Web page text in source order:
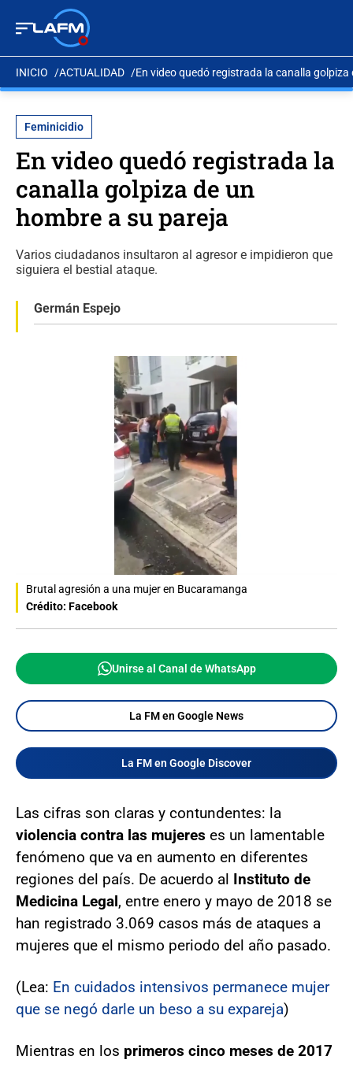
INICIO ACTUALIDAD En video quedó registrada la canalla
Feminicidio
En video quedó registrada la
canalla golpiza de un
hombre a su pareja
Varios ciudadanos insultaron al agresor e impidieron que
siguiera el bestial ataque.
Germán Espejo
Brutal agresión a una mujer en Bucaramanga
Crédito: Facebook
Unirse al Canal de WhatsApp
La FM en Google News
La FM en Google Discover
Las cifras son claras y contundentes: la
violencia contra las mujeres es un lamentable
fenómeno que va en aumento en diferentes
regiones del país. De acuerdo al Instituto de
Medicina Legal, entre enero y mayo de 2018 se
han registrado 3.069 casos más de ataques a
mujeres que el mismo periodo del año pasado.
(Lea: En cuidados intensivos permanece mujer
que se negó darle un beso a su expareja)
Mientras en los primeros cinco meses de 2017